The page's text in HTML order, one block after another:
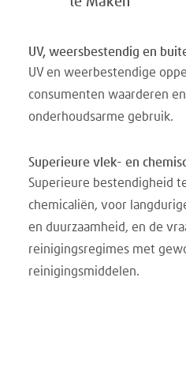
UV, weersbestendig en
UV en weerbestendige
consumenten waarderen
onderhoudsarme gebruik.
Superieure vlek- en
Superieure bestendigheid
chemicaliën, voor
en duurzaamheid, en de
reinigingsregimes met
reinigingsmiddelen.